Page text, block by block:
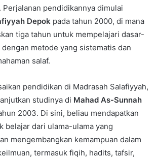
Perjalanan pendidikannya dimulai
Depok pada tahun 2000, di mana
tiga tahun untuk mempelajari dasar-
metode yang sistematis dan
salaf.
pendidikan di Madrasah Salafiyyah,
studinya di Mahad As-Sunnah
2003. Di sini, beliau mendapatkan
belajar dari ulama-ulama yang
mengembangkan kemampuan dalam
termasuk fiqih, hadits, tafsir,